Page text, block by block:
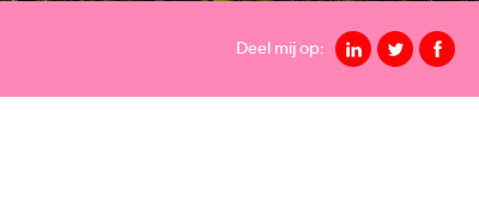
Deel mij op: